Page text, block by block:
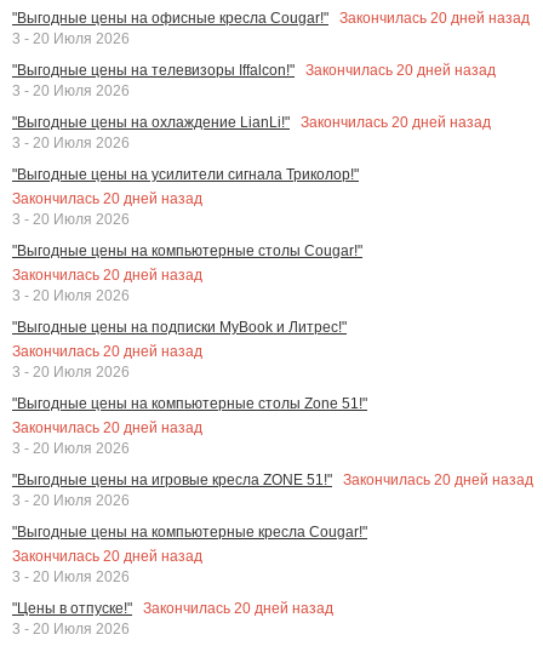
"Выгодные цены на офисные кресла Cougar!" Закончилась 20 дней назад
3 - 20 Июля 2026
"Выгодные цены на телевизоры Iffalcon!"
Закончилась 20 дней назад
3 - 20 Июля 2026
"Выгодные цены на охлаждение LianLi!"
Закончилась 20 дней назад
3 - 20 Июля 2026
"Выгодные цены на усилители сигнала Триколор!"
Закончилась 20 дней назад
3 - 20 Июля 2026
"Выгодные цены на компьютерные столы Cougar!"
Закончилась 20 дней назад
3 - 20 Июля 2026
"Выгодные цены на подписки MyBook и Литрес!"
Закончилась 20 дней назад
3 - 20 Июля 2026
"Выгодные цены на компьютерные столы Zone 51!"
Закончилась 20 дней назад
3 - 20 Июля 2026
"Выгодные цены на игровые кресла ZONE 51!"
Закончилась 20 дней назад
3 - 20 Июля 2026
"Выгодные цены на компьютерные кресла Cougar!"
Закончилась 20 дней назад
3 - 20 Июля 2026
"Цены в отпуске!"
Закончилась 20 дней назад
3 - 20 Июля 2026